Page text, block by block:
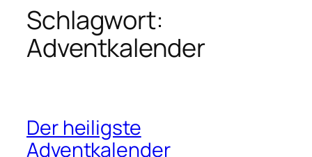
Schlagwort:
Adventkalender
Der heiligste
Adventkalender